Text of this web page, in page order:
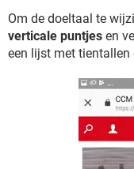
Om de doeltaal te
verticale puntjes en
een lijst met tientallen